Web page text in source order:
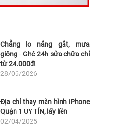
Chẳng lo nắng gắt, mưa
giông - Ghé 24h sửa chữa chỉ
từ 24.000đ!
28/06/2026
Địa chỉ thay màn hình iPhone
Quận 1 UY TÍN, lấy liền
02/04/2025